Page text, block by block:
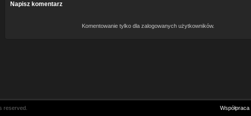
Napisz komentarz
Komentowanie tylko dla zalogowanych użytkowników.
reserved. Współpraca